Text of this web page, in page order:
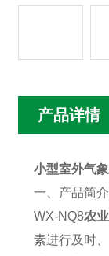
产品详情
小型室外气
一、产品简介
WX-NQ8农
素进行及时